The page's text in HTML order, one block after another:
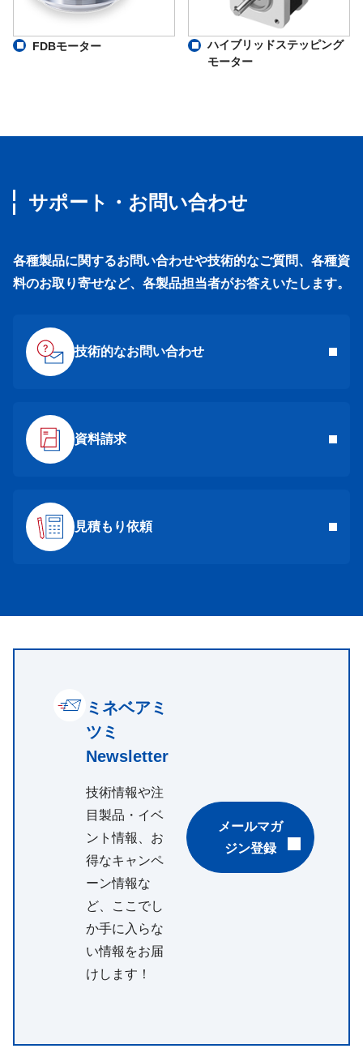
FDBモーター
ハイブリッドステッピング
モーター
サポート・お問い合わせ
各種製品に関するお問い合わせや技術的なご質問、各種資
料のお取り寄せなど、各製品担当者がお答えいたします。
技術的なお問い合わせ
資料請求
見積もり依頼
ミネベアミ
ツミ
Newsletter
技術情報や注
目製品・イベ
ント情報、お
得なキャンペ
ーン情報な
ど、ここでし
か手に入らな
い情報をお届
けします！
メールマガ
ジン登録